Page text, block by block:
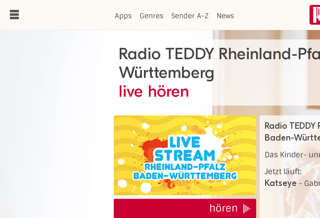
Apps Genres Sender A-Z News
Radio TEDDY Rheinland-
Württemberg
live hören
hören
Radio
Baden-
Das Kinder-
Jetzt läuft:
Katseye -